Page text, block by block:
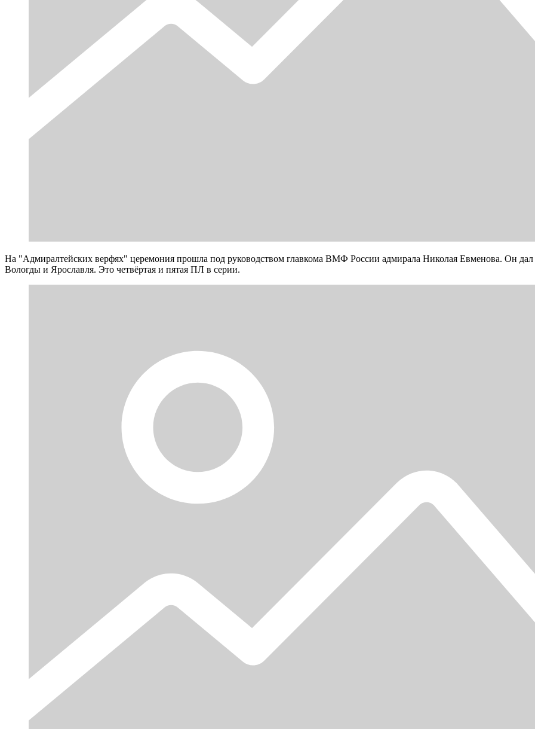
На "Адмиралтейских верфях" церемония прошла под руководством главкома ВМФ России адмирала Николая Евменова. Он дал
Вологды и Ярославля. Это четвёртая и пятая ПЛ в серии.